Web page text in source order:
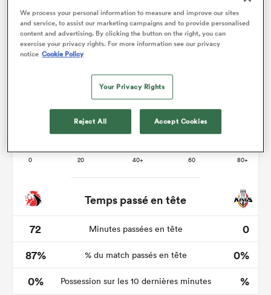
Temps passé en tête
72
Minutes passées en tête
0
87%
% du match passés en tête
0%
0%
Possession sur les 10 dernières minutes
%
We process your personal information to measure and improve our sites
and service, to assist our marketing campaigns and to provide personalised
content and advertising. By clicking the button on the right, you can
exercise your privacy rights. For more information see our privacy
notice Cookie Policy
Your Privacy Rights
Reject All Accept Cookies